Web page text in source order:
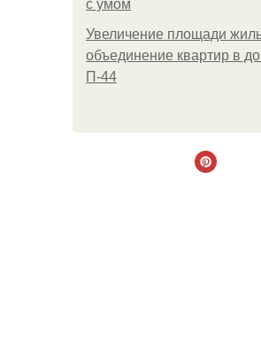
с умом
Увеличение площади
объединение квартир в
П-44